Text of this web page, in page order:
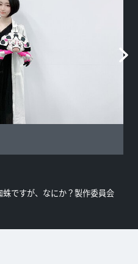
ですが、なにか？製作委員会